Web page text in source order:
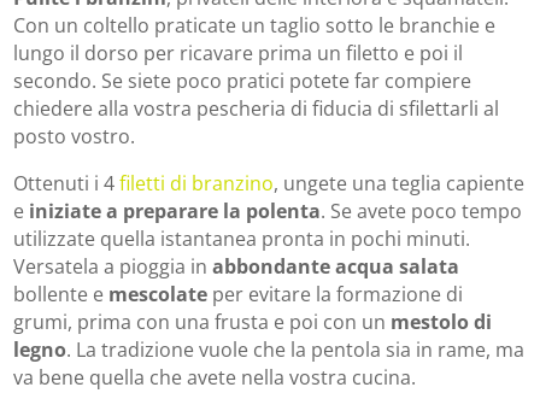
Con un coltello praticate un taglio sotto le branchie e
lungo il dorso per ricavare prima un filetto e poi il
secondo. Se siete poco pratici potete far compiere
chiedere alla vostra pescheria di fiducia di sfilettarli al
posto vostro.
Ottenuti i 4filetti di branzino, ungete una teglia capiente
e iniziate a preparare la polenta. Se avete poco tempo
utilizzate quella istantanea pronta in pochi minuti.
Versatela a pioggia inabbondante acqua salata
bollente e mescolate per evitare la formazione di
grumi, prima con una frusta e poi con un mestolo di
legno. La tradizione vuole che la pentola sia in rame, ma
va bene quella che avete nella vostra cucina.